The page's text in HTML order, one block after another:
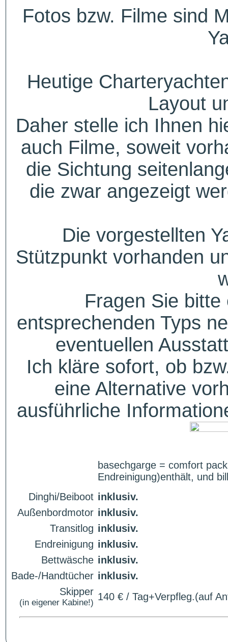
Fotos bzw. Filme sind
Heutige
Layout
Daher stelle ich Ihnen
auch Filme, soweit
die Sichtung
die zwar angezeigt
Die vorgestellten
Stützpunkt vorhanden
Fragen Sie
entsprechenden Typs
eventuellen
Ich kläre sofort, ob
eine Alternative
ausführliche
basechgarge = comfort
Endreinigung)enthält, und
Dinghi/Beiboot inklusiv.
Außenbordmotor inklusiv.
Transitlog inklusiv.
Endreinigung inklusiv.
Bettwäsche inklusiv.
Bade-/Handtücher inklusiv.
Skipper
(in eigener Kabine!)
140 € / Tag+Verpfleg.(auf